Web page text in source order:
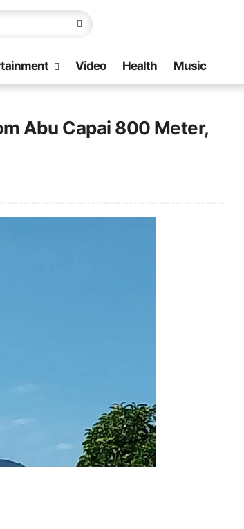
Video Health Music
Abu Capai 800 Meter,